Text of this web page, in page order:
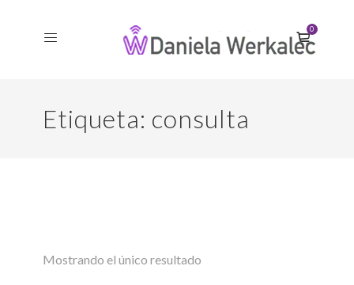
0
Etiqueta: consulta
Mostrando el único resultado